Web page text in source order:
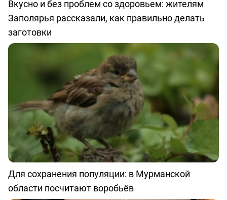
Вкусно и без проблем со здоровьем: жителям
Заполярья рассказали, как правильно делать
заготовки
Для сохранения популяции: в Мурманской
области посчитают воробьёв